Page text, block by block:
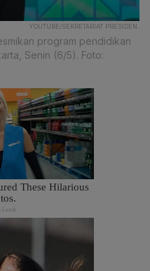
YOUTUBE/SEKRETARIAT PRESIDEN.
program pendidikan
Senin (6/5). Foto: